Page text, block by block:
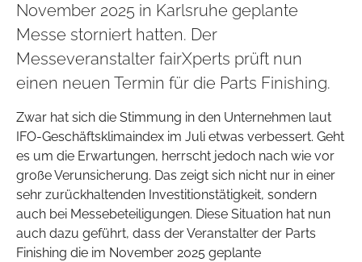
November 2025 in Karlsruhe geplante
Messe storniert hatten. Der
Messeveranstalter fairXperts prüft nun
einen neuen Termin für die Parts Finishing.
Zwar hat sich die Stimmung in den Unternehmen laut
IFO-Geschäftsklimaindex im Juli etwas verbessert. Geht
es um die Erwartungen, herrscht jedoch nach wie vor
große Verunsicherung. Das zeigt sich nicht nur in einer
sehr zurückhaltenden Investitionstätigkeit, sondern
auch bei Messebeteiligungen. Diese Situation hat nun
auch dazu geführt, dass der Veranstalter der Parts
Finishing die im November 2025 geplante